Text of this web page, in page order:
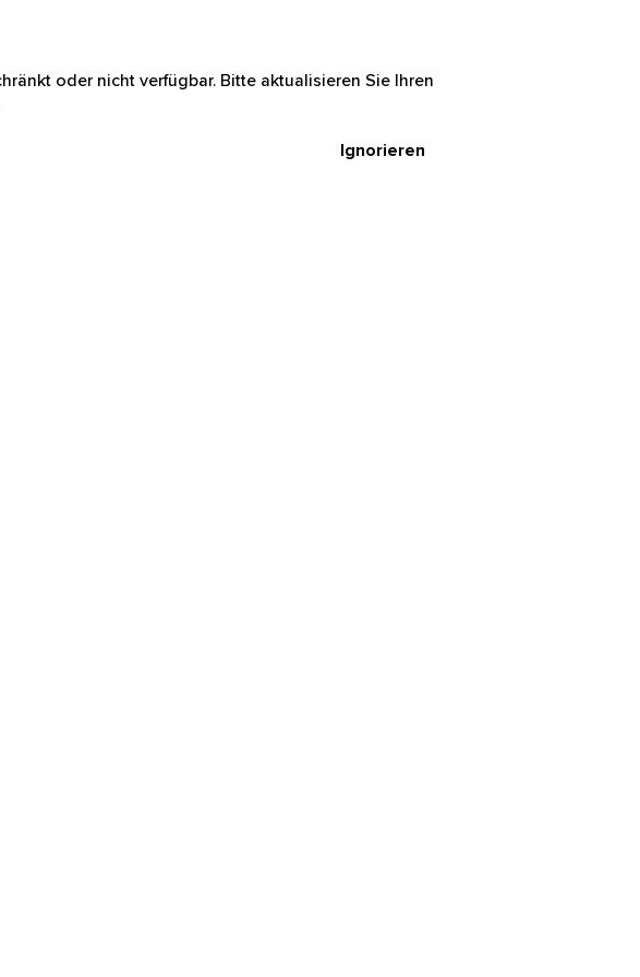
oder nicht verfügbar. Bitte aktualisieren Sie Ihren
Ignorieren